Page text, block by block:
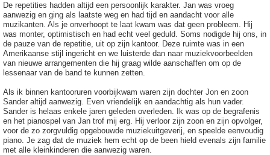
De repetities hadden altijd een persoonlijk karakter. Jan was vroeg
aanwezig en ging als laatste weg en had tijd en aandacht voor alle
muzikanten. Als je onverhoopt te laat kwam was dat geen probleem. Hij
was monter, optimistisch en had echt veel geduld. Soms nodigde hij ons, in
de pauze van de repetitie, uit op zijn kantoor. Deze ruimte was in een
Amerikaanse stijl ingericht en we luisterde dan naar muziekvoorbeelden
van nieuwe arrangementen die hij graag wilde aanschaffen om op de
lessenaar van de band te kunnen zetten.
Als ik binnen kantooruren voorbijkwam waren zijn dochter Jon en zoon
Sander altijd aanwezig. Even vriendelijk en aandachtig als hun vader.
Sander is helaas enkele jaren geleden overleden. Ik was op de begrafenis
en het pianospel van Jan trof mij erg. Hij verloor zijn zoon en zijn opvolger,
voor de zo zorgvuldig opgebouwde muziekuitgeverij, en speelde eenvoudig
piano. Je zag dat de muziek hem echt op de been hield evenals zijn familie
met alle kleinkinderen die aanwezig waren.